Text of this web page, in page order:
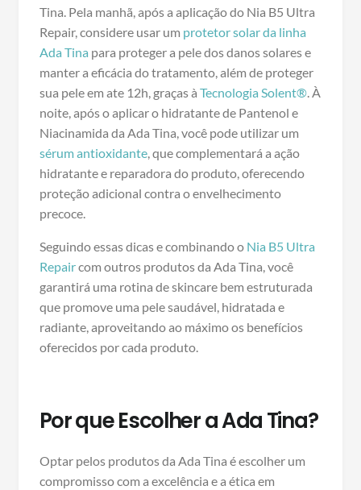
Tina. Pela manhã, após a aplicação do Nia B5 Ultra
Repair, considere usar um protetor solar da linha
Ada Tina para proteger a pele dos danos solares e
manter a eficácia do tratamento, além de proteger
sua pele em ate 12h, graças à Tecnologia Solent®. À
noite, após o aplicar o hidratante de Pantenol e
Niacinamida da Ada Tina, você pode utilizar um
sérum antioxidante, que complementará a ação
hidratante e reparadora do produto, oferecendo
proteção adicional contra o envelhecimento
precoce.
Seguindo essas dicas e combinando o Nia B5 Ultra
Repaircom outros produtos da Ada Tina, você
garantirá uma rotina de skincare bem estruturada
que promove uma pele saudável, hidratada e
radiante, aproveitando ao máximo os benefícios
oferecidos por cada produto.
Por que Escolher a Ada Tina?
Optar pelos produtos da Ada Tina é escolher um
compromisso com a excelência e a ética em